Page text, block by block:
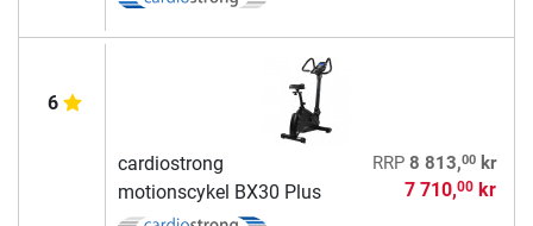
6
cardiostrong
motionscykel BX30 Plus
RRP 8 813,00kr
7 710,00kr